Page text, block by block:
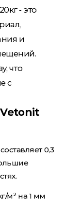
- это
и
что
с
0,3
м² на 1 мм